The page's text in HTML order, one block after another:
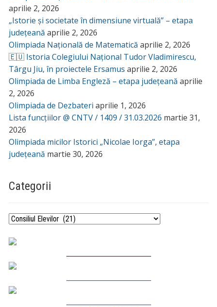
aprilie 2, 2026
„Istorie și societate în dimensiune virtuală” – etapa
județeană aprilie 2, 2026
Olimpiada Națională de Matematică aprilie 2, 2026
🇪🇺 Istoria Colegiului Național Tudor Vladimirescu,
Târgu Jiu, în proiectele Ersamus aprilie 2, 2026
Olimpiada de Limba Engleză – etapa județeană aprilie
2, 2026
Olimpiada de Dezbateri aprilie 1, 2026
Lista funcțiilor @ CNTV / 1409 / 31.03.2026 martie 31,
2026
Olimpiada micilor Istorici „Nicolae Iorga”, etapa
județeană martie 30, 2026
Categorii
Categorii